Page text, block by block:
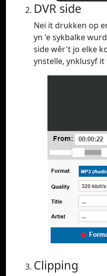
DVR side
Nei it drukken op
yn 'e sykbalke
side wêr't jo elke
ynstelle, ynklusyf
Clipping